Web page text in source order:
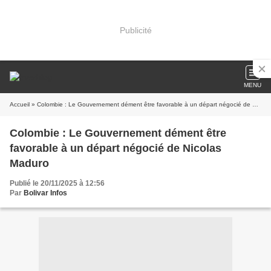
Publicité
MENU
Accueil » Colombie : Le Gouvernement dément être favorable à un départ négocié de Nicolas Maduro
Colombie : Le Gouvernement dément être
favorable à un départ négocié de Nicolas
Maduro
Publié le 20/11/2025 à 12:56
Par Bolivar Infos